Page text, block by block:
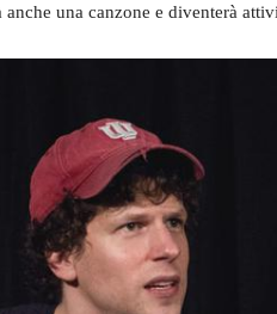
una canzone e diventerà